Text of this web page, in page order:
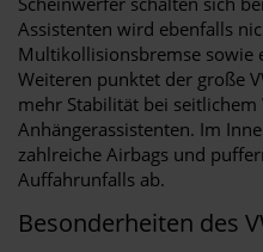
Assistenten wird ebenfalls
Multikollisionsbremse sowie
Weiteren punktet der große
mehr Stabilität bei
Anhängerassistenten. Im
zahlreiche Airbags und
Auffahrunfalls ab.
Besonderheiten des